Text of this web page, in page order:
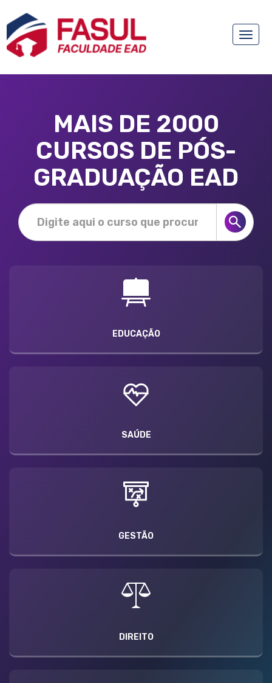
Toggle
MAIS DE 2000
CURSOS DE PÓS-
GRADUAÇÃO EAD
EDUCAÇÃO
SAÚDE
GESTÃO
DIREITO